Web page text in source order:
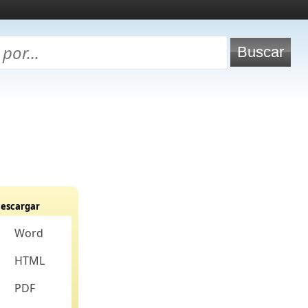
Word
HTML
PDF